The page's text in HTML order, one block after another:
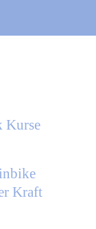
Kurse
Kraft